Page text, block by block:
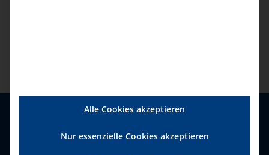
Alle Cookies akzeptieren
Nur essenzielle Cookies akzeptieren